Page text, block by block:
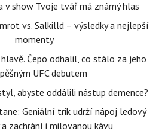
v show Tvoje tvář má známý hlas
vs. Salkilld – výsledky a nejlepší
momenty
Čepo odhalil, co stálo za jeho
UFC debutem
abyste oddálili nástup demence?
Geniální trik udrží nápoj ledový
zachrání i milovanou kávu